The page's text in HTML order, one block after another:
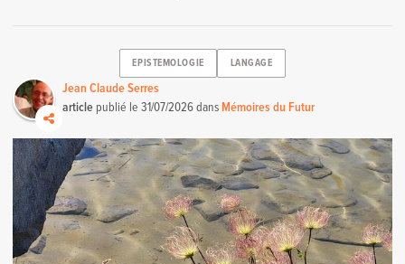
EPISTEMOLOGIE LANGAGE
Jean Claude Serres
article publié le31/07/2026dans Mémoires du Futur